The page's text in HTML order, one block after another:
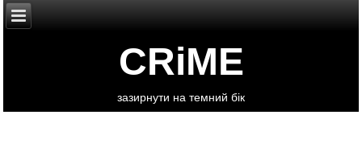
CRiME
зазирнути на темний бік